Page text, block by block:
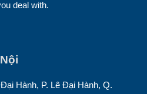
deal with.
Hành, P. Lê Đại Hành, Q.